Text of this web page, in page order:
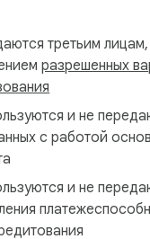
третьим лицам,
разрешенных
и не
с работой
и не